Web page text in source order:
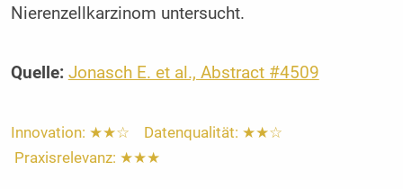
Nierenzellkarzinom untersucht.
Quelle: Jonasch E. et al., Abstract #4509
Innovation: ★★☆ Datenqualität: ★★☆
Praxisrelevanz: ★★★